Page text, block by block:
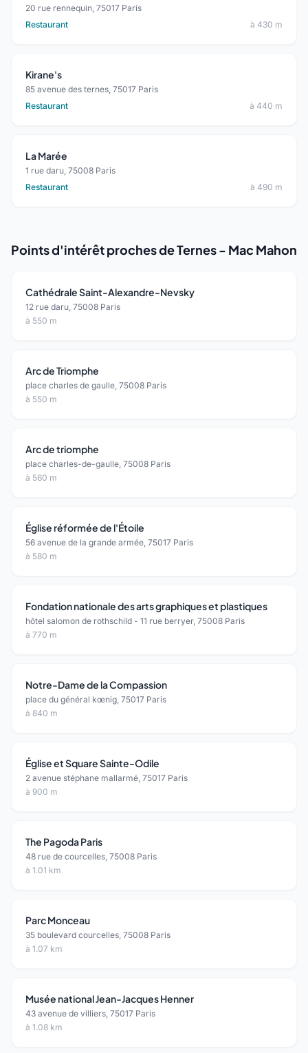
20 rue rennequin, 75017 Paris
Restaurant
à 430 m
Kirane's
85 avenue des ternes, 75017 Paris
Restaurant
à 440 m
La Marée
1 rue daru, 75008 Paris
Restaurant
à 490 m
Points d'intérêt proches de Ternes - Mac Mahon
Cathédrale Saint-Alexandre-Nevsky
12 rue daru, 75008 Paris
à 550 m
Arc de Triomphe
place charles de gaulle, 75008 Paris
à 550 m
Arc de triomphe
place charles-de-gaulle, 75008 Paris
à 560 m
Église réformée de l'Étoile
56 avenue de la grande armée, 75017 Paris
à 580 m
Fondation nationale des arts graphiques et plastiques
hôtel salomon de rothschild - 11 rue berryer, 75008 Paris
à 770 m
Notre-Dame de la Compassion
place du général kœnig, 75017 Paris
à 840 m
Église et Square Sainte-Odile
2 avenue stéphane mallarmé, 75017 Paris
à 900 m
The Pagoda Paris
48 rue de courcelles, 75008 Paris
à 1.01 km
Parc Monceau
35 boulevard courcelles, 75008 Paris
à 1.07 km
Musée national Jean-Jacques Henner
43 avenue de villiers, 75017 Paris
à 1.08 km